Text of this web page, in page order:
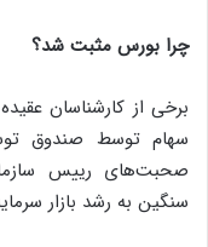
چرا بورس مثبت شد؟
برخی از کارشناسان
سهام توسط صندوق
صحبت‌های رییس
سنگین به رشد بازار